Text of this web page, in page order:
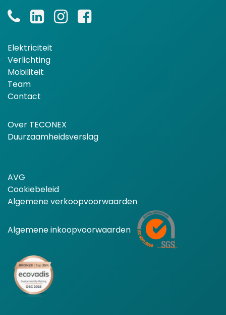
Elektriciteit
Verlichting
Mobiliteit
Team
Contact
Over TECONEX
Duurzaamheidsverslag
AVG
Cookiebeleid
Algemene verkoopvoorwaarden
Algemene inkoopvoorwaarden